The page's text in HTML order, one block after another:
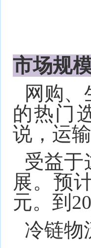
市场规
网购
的热门
说，运
受益于
展。预
元。到
冷链物